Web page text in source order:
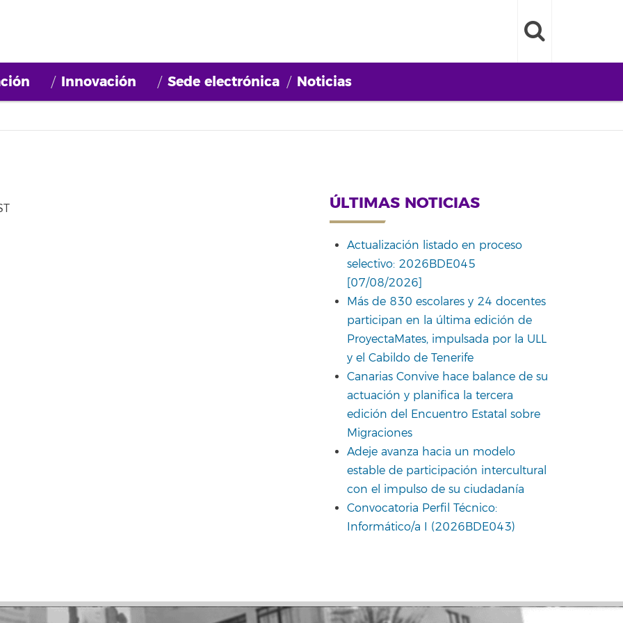
Innovación Sede electrónica Noticias
ÚLTIMAS NOTICIAS
Actualización listado en proceso
selectivo: 2026BDE045
[07/08/2026]
Más de 830 escolares y 24 docentes
participan en la última edición de
ProyectaMates, impulsada por la ULL
y el Cabildo de Tenerife
Canarias Convive hace balance de su
actuación y planifica la tercera
edición del Encuentro Estatal sobre
Migraciones
Adeje avanza hacia un modelo
estable de participación intercultural
con el impulso de su ciudadanía
Convocatoria Perfil Técnico:
Informático/a I (2026BDE043)